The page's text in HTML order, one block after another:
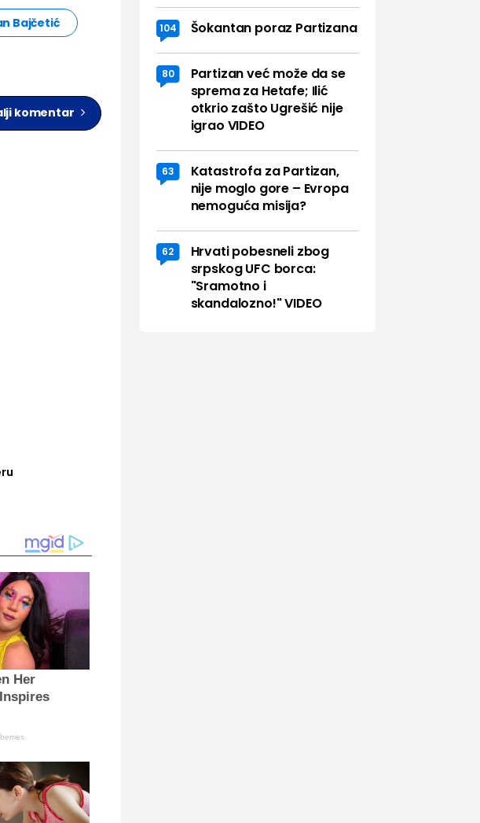
Bajčetić
komentar
Her
104 Šokantan poraz Partizana
80
Partizan već može da se
sprema za Hetafe; Ilić
otkrio zašto Ugrešić nije
igrao VIDEO
63
Katastrofa za Partizan,
nije moglo gore – Evropa
nemoguća misija?
62
Hrvati pobesneli zbog
srpskog UFC borca:
"Sramotno i
skandalozno!" VIDEO